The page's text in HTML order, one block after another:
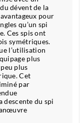
dévent de la
pour
qu’un spi
Ces spis ont
symétriques.
l’utilisation
plus
plus
Cet
par
descente du spi